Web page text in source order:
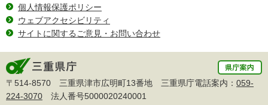
個人情報保護ポリシー
ウェブアクセシビリティ
サイトに関するご意見・お問い合わせ
〒514-8570 三重県津市広明町13番地 三重県庁電話案内： 059-
224-3070 法人番号5000020240001